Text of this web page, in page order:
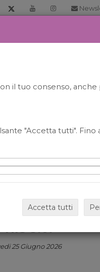
GRECO CON
3.0.
25 Giugno 2026
il tuo consenso,
"Accetta tutti". Fino
Accetta tutti